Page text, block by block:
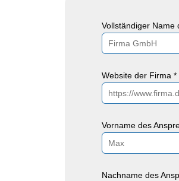
Vollständiger Name
Website der Firma *
Vorname des
Nachname des